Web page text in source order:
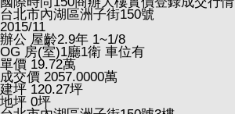
台北市內湖區洲子街150號
2015/11
辦公 屋齡2.9年 1~1/8
OG 房(室)1廳1衛 車位有
單價 19.72萬
成交價 2057.0000萬
建坪 120.27坪
地坪 0坪